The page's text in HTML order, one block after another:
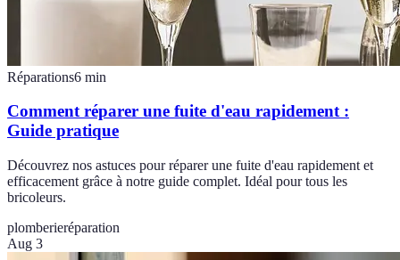
Réparations6 min
Comment réparer une fuite d'eau rapidement :
Guide pratique
Découvrez nos astuces pour réparer une fuite d'eau rapidement et
efficacement grâce à notre guide complet. Idéal pour tous les
bricoleurs.
plomberieréparation
Aug 3